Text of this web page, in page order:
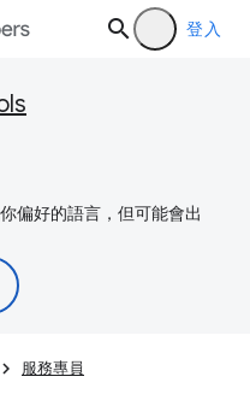
登入
偏好的語言，但可能會出
服務專員